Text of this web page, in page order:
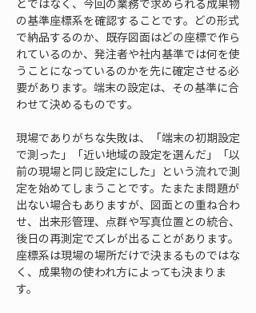
とではなく、今回の業務で求められる成果物
の基準座標系を確認することです。どの形式
で納品するのか、既存図面はどの座標で作ら
れているのか、発注者や社内基準では何を使
うことになっているのかを先に確定させる必
要があります。端末の設定は、その基準に合
わせて決めるものです。
現場でありがちな失敗は、「端末の初期設定
で測った」「近い地域の設定を選んだ」「以
前の現場と同じ設定にした」という流れで測
定を始めてしまうことです。たまたま問題が
出ない場合もありますが、図面との重ね合わ
せ、出来形管理、点群や写真位置との統合、
後日の再測定でズレが出ることがあります。
座標系は現場の場所だけで決まるものではな
く、成果物の使われ方によっても決まりま
す。